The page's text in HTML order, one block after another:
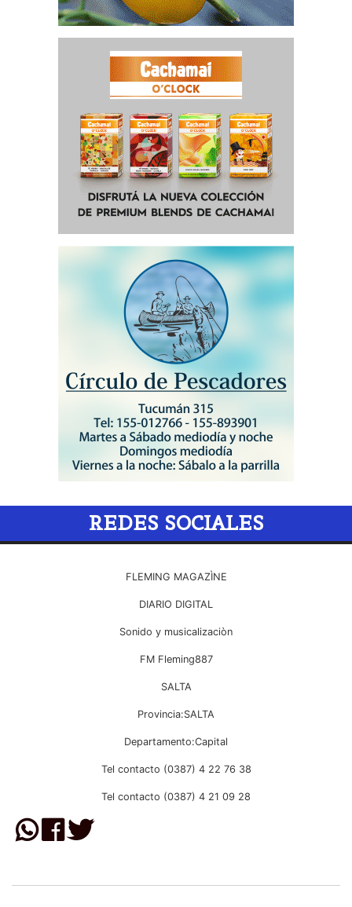
REDES SOCIALES
FLEMING MAGAZÌNE
DIARIO DIGITAL
Sonido y musicalizaciòn
FM Fleming887
SALTA
Provincia:SALTA
Departamento:Capital
Tel contacto (0387) 4 22 76 38
Tel contacto (0387) 4 21 09 28